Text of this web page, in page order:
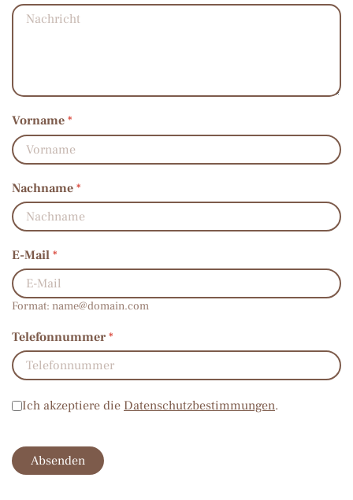
Vorname *
Nachname *
E-Mail *
Format: name@domain.com
Telefonnummer *
Datenschutz*
Ich akzeptiere die Datenschutzbestimmungen.
Absenden